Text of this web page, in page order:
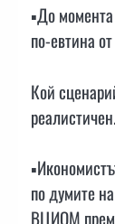
▪️До
по-евтина
Кой
реалистичен.
по думите
ВЦИОМ